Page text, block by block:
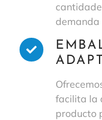
demanda
facilita la
producto